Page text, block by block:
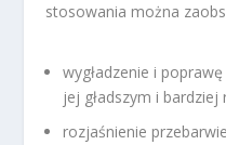
stosowania można
wygładzenie i
jej gładszym i
rozjaśnienie